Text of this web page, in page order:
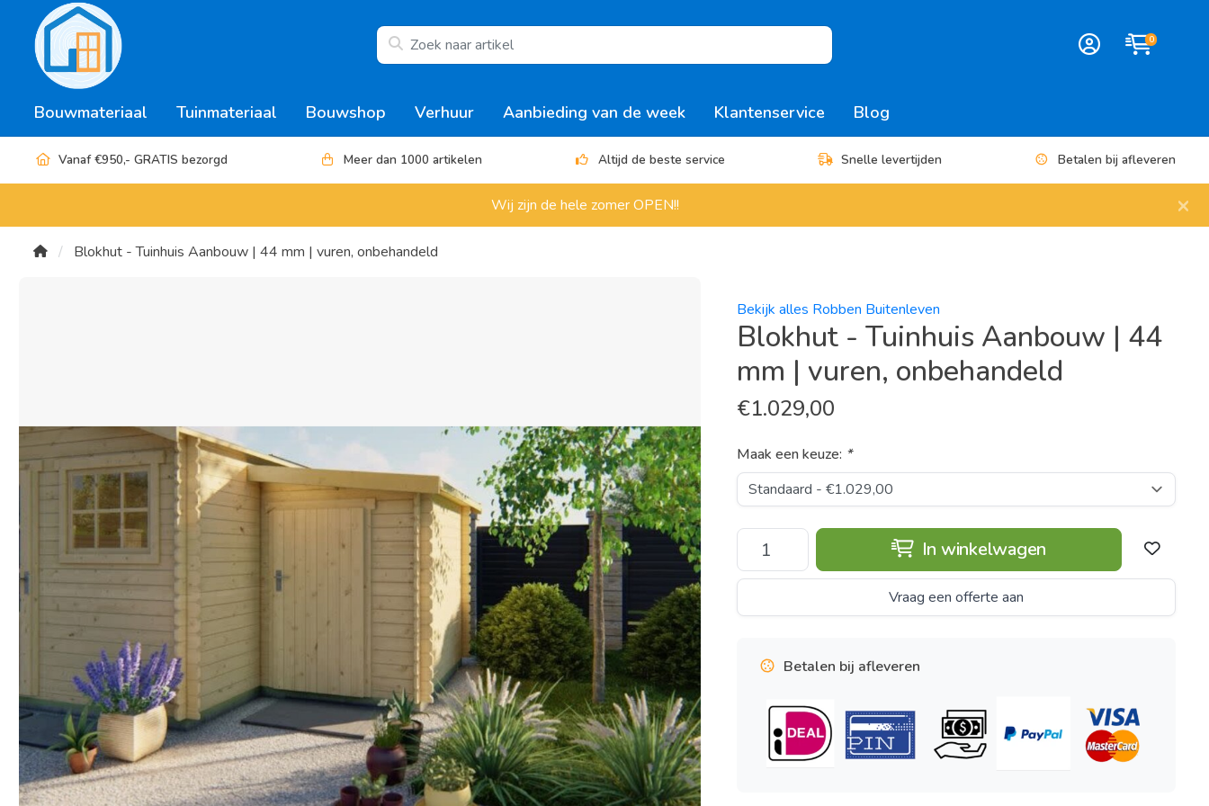
0
Bouwmateriaal Tuinmateriaal Bouwshop Verhuur Aanbieding van de week Klantenservice Blog
Vanaf €950,- GRATIS bezorgd Meer dan 1000 artikelen Altijd de beste service Snelle levertijden Betalen bij afleveren
Wij zijn de hele zomer OPEN!! ×
Blokhut - Tuinhuis Aanbouw | 44 mm | vuren, onbehandeld
Bekijk alles Robben Buitenleven
Blokhut - Tuinhuis Aanbouw | 44
mm | vuren, onbehandeld
€1.029,00
Maak een keuze: *
In winkelwagen
Vraag een offerte aan
Betalen bij afleveren